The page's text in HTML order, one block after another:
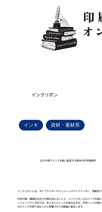
インクリボン
インキ 資材・素材系
圧力や熱でインクを紙に転写する帯状の印字用部材
インクリボンとは、タイプライターやドットインパクトプリンター、熱転写
印字の際、機械的な圧力や熱を加えることで、インクリボン上のインクを紙
ットインパクト方式では、布リボンにインクを染み込ませ、印字ヘッドが紙
れたインクを熱で溶かしたり昇華させて印刷面に転写します。